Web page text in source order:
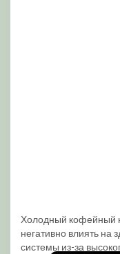
Холодный кофейный
негативно влиять на
системы из-за